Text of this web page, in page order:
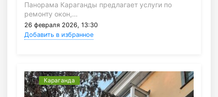
Панорама Караганды предлагает услуги по
ремонту окон,…
26 февраля 2026, 13:30
Добавить в избранное
Караганда